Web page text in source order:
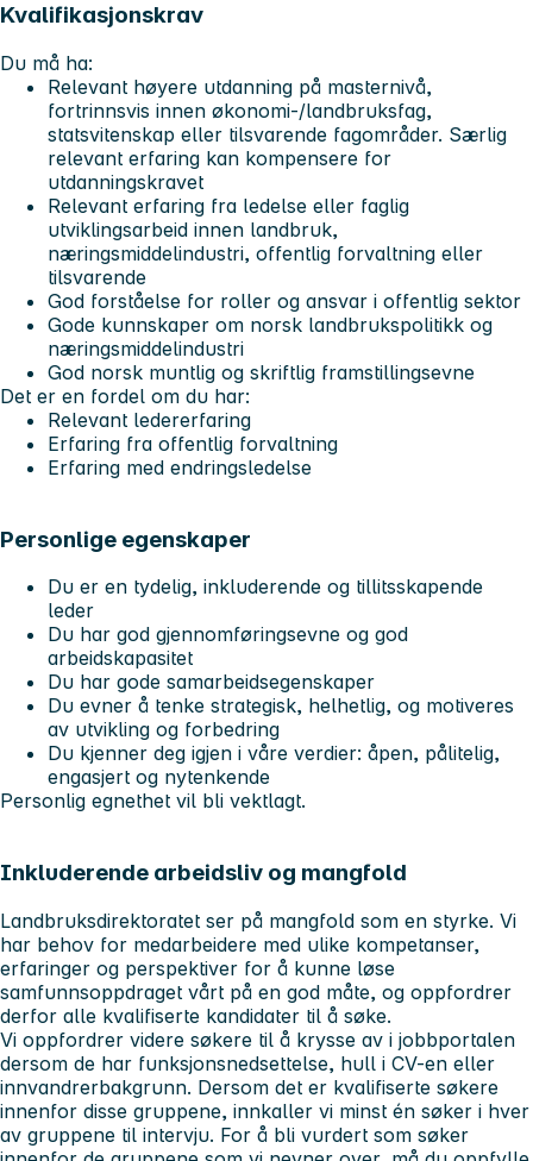
Kvalifikasjonskrav
Du må ha:
Relevant høyere utdanning på masternivå,
fortrinnsvis innen økonomi-/landbruksfag,
statsvitenskap eller tilsvarende fagområder. Særlig
relevant erfaring kan kompensere for
utdanningskravet
Relevant erfaring fra ledelse eller faglig
utviklingsarbeid innen landbruk,
næringsmiddelindustri, offentlig forvaltning eller
tilsvarende
God forståelse for roller og ansvar i offentlig sektor
Gode kunnskaper om norsk landbrukspolitikk og
næringsmiddelindustri
God norsk muntlig og skriftlig framstillingsevne
Det er en fordel om du har:
Relevant ledererfaring
Erfaring fra offentlig forvaltning
Erfaring med endringsledelse
Personlige egenskaper
Du er en tydelig, inkluderende og tillitsskapende
leder
Du har god gjennomføringsevne og god
arbeidskapasitet
Du har gode samarbeidsegenskaper
Du evner å tenke strategisk, helhetlig, og motiveres
av utvikling og forbedring
Du kjenner deg igjen i våre verdier: åpen, pålitelig,
engasjert og nytenkende
Personlig egnethet vil bli vektlagt.
Inkluderende arbeidsliv og mangfold
Landbruksdirektoratet ser på mangfold som en styrke. Vi
har behov for medarbeidere med ulike kompetanser,
erfaringer og perspektiver for å kunne løse
samfunnsoppdraget vårt på en god måte, og oppfordrer
derfor alle kvalifiserte kandidater til å søke.
Vi oppfordrer videre søkere til å krysse av i jobbportalen
dersom de har funksjonsnedsettelse, hull i CV-en eller
innvandrerbakgrunn. Dersom det er kvalifiserte søkere
innenfor disse gruppene, innkaller vi minst én søker i hver
av gruppene til intervju. For å bli vurdert som søker